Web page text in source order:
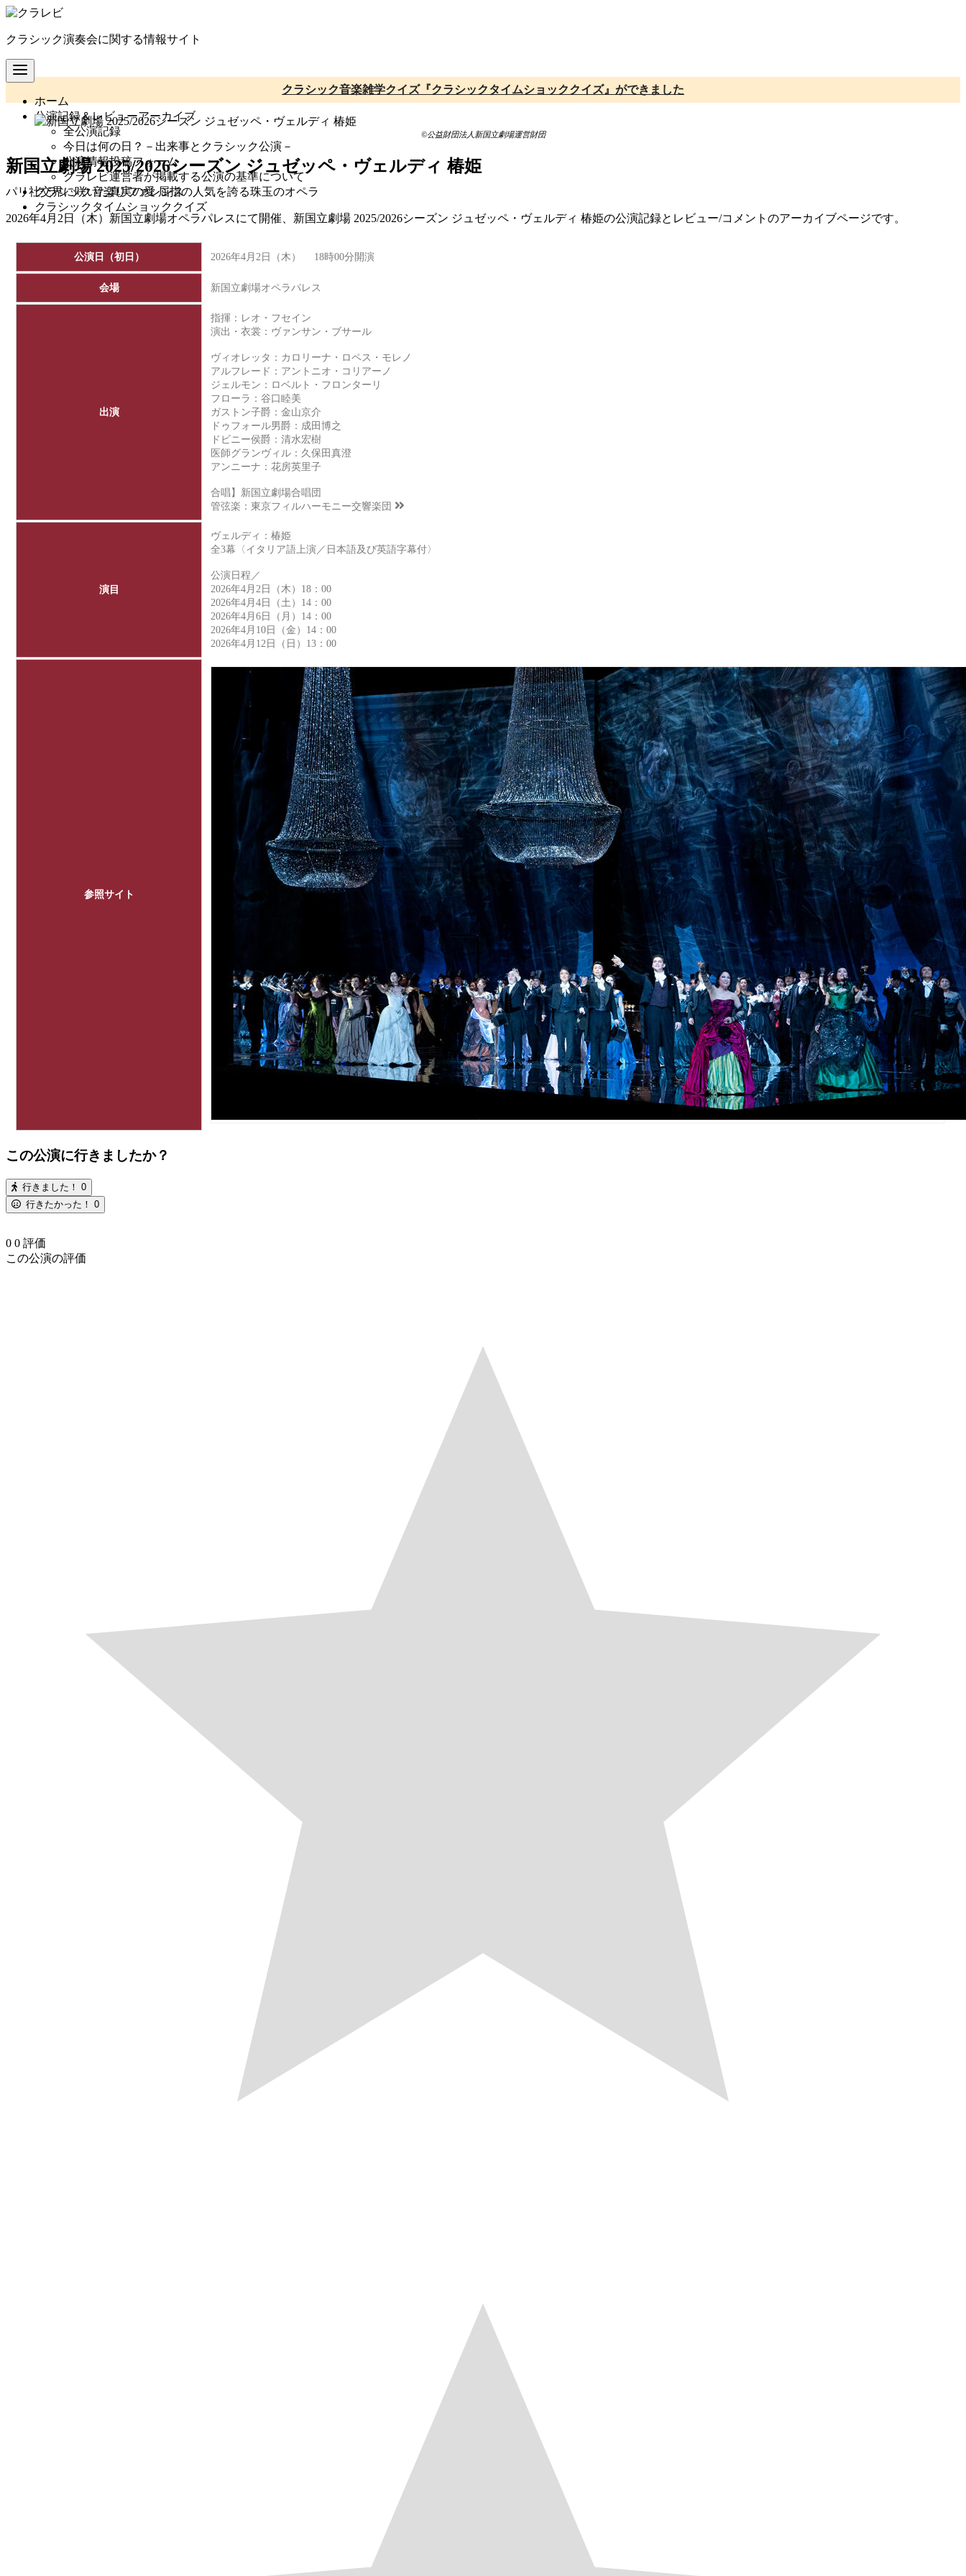
コ
テ
ン
ツ
移
クラシック演奏会に関する情報サイト
ホーム
公演記録＆レビューアーカイブ
全公演記録
今日は何の日？－出来事とクラシック公演－
公演情報投稿フォーム
クラレビ運営者が掲載する公演の基準について
クラシック音楽リファレンス
クラシックタイムショッククイズ
クラシック音楽雑学クイズ『クラシックタイムショッククイズ』ができました
©公益財団法人新国立劇場運営財団
新国立劇場 2025/2026シーズン ジュゼッペ・ヴェルディ 椿姫
パリ社交界に咲いた真実の愛 屈指の人気を誇る珠玉のオペラ
2026年4月2日（木）新国立劇場オペラパレスにて開催、新国立劇場 2025/2026シーズン ジュゼッペ・ヴェルディ 椿姫の公演記録とレビュー/コメントのアーカイブページです。
公演日（初日） 2026年4月2日（木） 18時00分開演
会場 新国立劇場オペラパレス
出演
指揮：レオ・フセイン
演出・衣裳：ヴァンサン・ブサール
ヴィオレッタ：カロリーナ・ロペス・モレノ
アルフレード：アントニオ・コリアーノ
ジェルモン：ロベルト・フロンターリ
フローラ：谷口睦美
ガストン子爵：金山京介
ドゥフォール男爵：成田博之
ドビニー侯爵：清水宏樹
医師グランヴィル：久保田真澄
アンニーナ：花房英里子
合唱】新国立劇場合唱団
管弦楽： 東京フィルハーモニー交響楽団
演目
ヴェルディ：椿姫
全3幕〈イタリア語上演／日本語及び英語字幕付〉
公演日程／
2026年4月2日（木）18：00
2026年4月4日（土）14：00
2026年4月6日（月）14：00
2026年4月10日（金）14：00
2026年4月12日（日）13：00
参照サイト
椿姫 | 新国立劇場 オペラ
新国立劇場のオペラ公演「椿姫」のご紹介。 新国立劇場では名作から世界初演の新作まで、世界水準の多彩なオペラを上演しています。
この公演に行きましたか？
行きました！ 0
行きたかった！ 0
0 0 評価
この公演の評価